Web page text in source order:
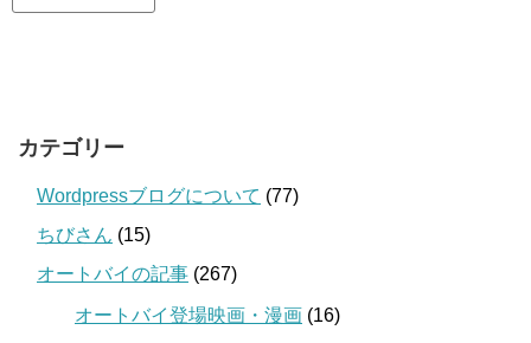
カテゴリー
Wordpressブログについて (77)
ちびさん (15)
オートバイの記事 (267)
オートバイ登場映画・漫画 (16)